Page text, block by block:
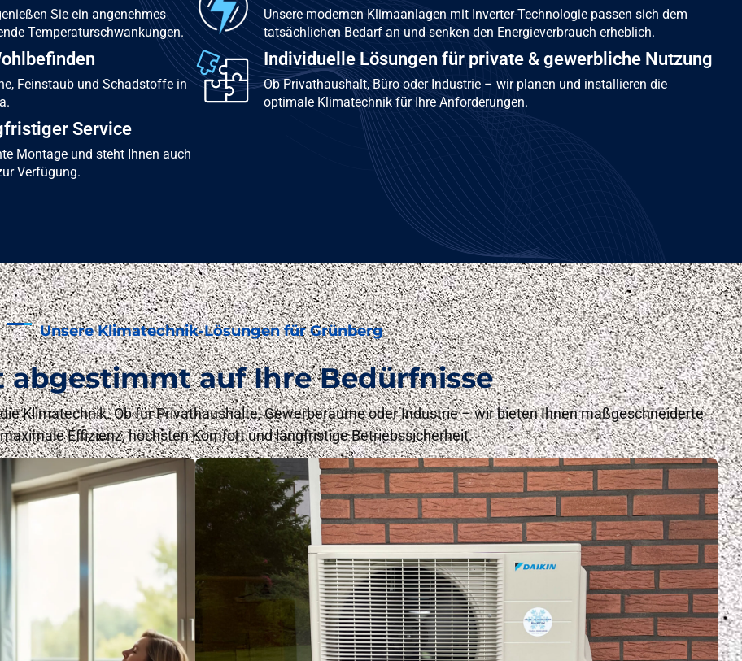
Sie ein angenehmes
Temperaturschwankungen.
Unsere modernen Klimaanlagen mit Inverter-Technologie passen sich dem
tatsächlichen Bedarf an und senken den Energieverbrauch erheblich.
Feinstaub und Schadstoffe in
Individuelle Lösungen für private & gewerbliche Nutzung
Ob Privathaushalt, Büro oder Industrie – wir planen und installieren die
optimale Klimatechnik für Ihre Anforderungen.
Service
Montage und steht Ihnen auch
Verfügung.
Unsere Klimatechnik-Lösungen für Grünberg
abgestimmt auf Ihre Bedürfnisse
Klimatechnik. Ob für Privathaushalte, Gewerberäume oder Industrie – wir bieten Ihnen maßgeschneiderte
Effizienz, höchsten Komfort und langfristige Betriebssicherheit.